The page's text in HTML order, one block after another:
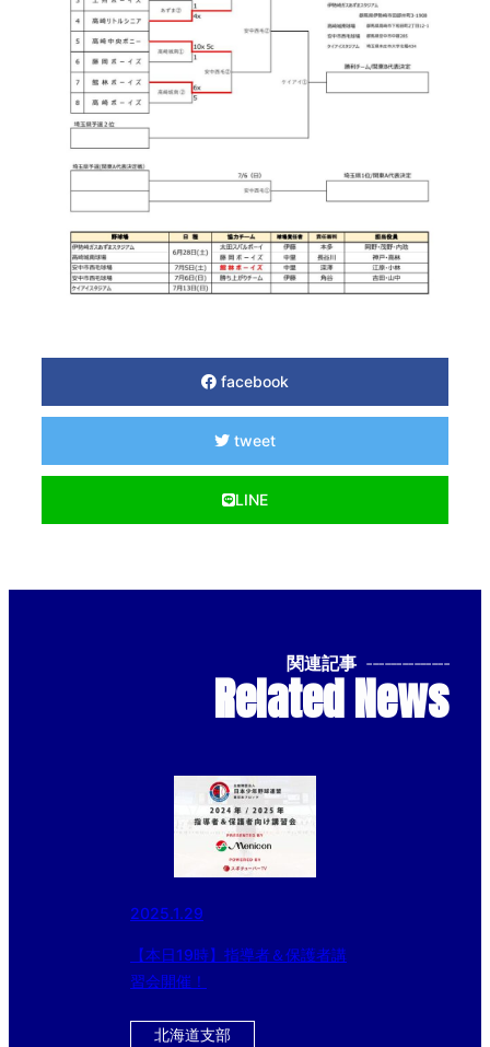
facebook
tweet
LINE
関連記事 --------------
Related News
2025.1.29
【本日19時】指導者＆保護者講
習会開催！
北海道支部